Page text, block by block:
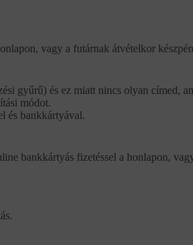
vagy a futárnak átvételkor
gyűrű) és ez miatt nincs olyan
módot.
és bankkártyával.
bankkártyás fizetéssel a honlapon,